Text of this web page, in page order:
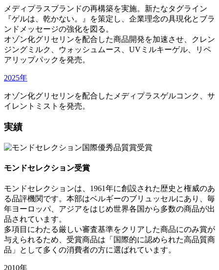
メディプラスブランドの再構築を実施。新たなタグライン
『ゲルは、乾かない。』を策定し、企業理念の具現化とブラ
ンドメッセージの強化を図る。
オゾン化グリセリンを配合した商品開発を加速させ、クレン
ジングミルク、ウォッシュムース、UVミルキーゲル、リペ
アリップパックを発売。
2025年
オゾン化グリセリンを配合したメディプラスゲルコンク、サ
イレントミストを発売。
実績
モンドセレクション受賞
モンドセレクションは、1961年に創設された歴史と権威のあ
る品評機関です。本部はベルギーのブリュッセルにあり、毎
年ヨーロッパ、アジアをはじめ世界各国から多数の商品が出
品されています。
多項目にわたる厳しい審査基準をクリアした商品にのみ賞が
与えられるため、受賞商品は「国際的に認められた高品質商
品」として多くの消費者の方に選ばれています。
2010年